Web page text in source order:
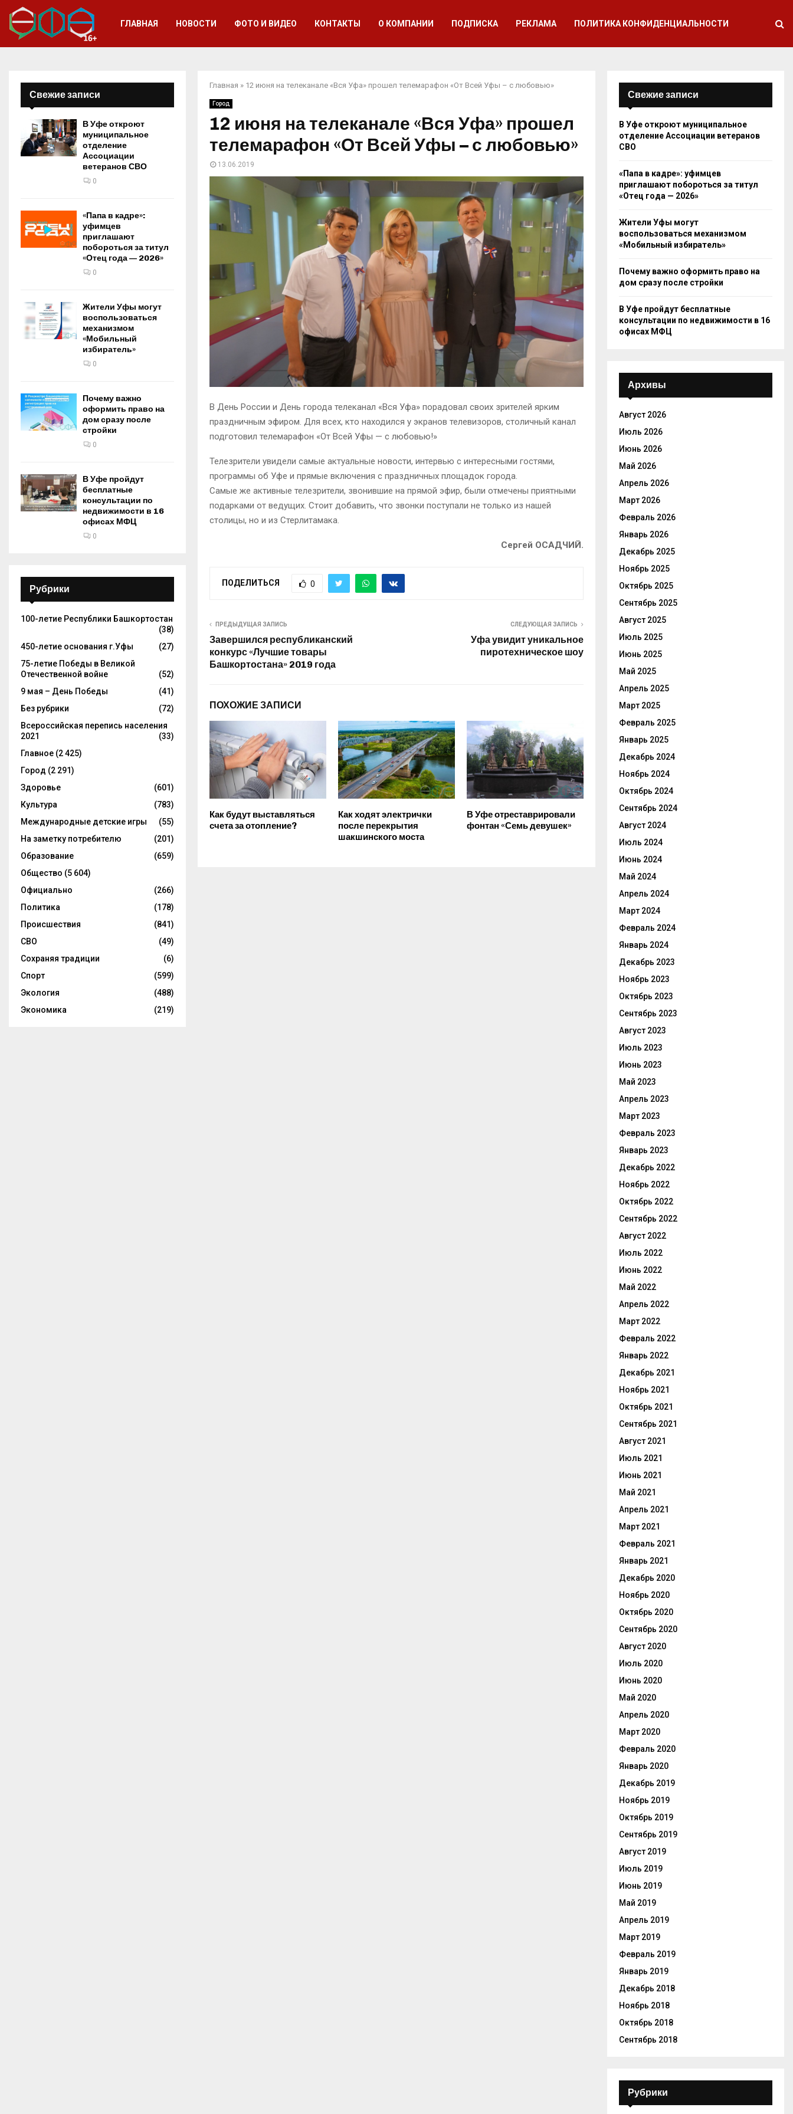
ГЛАВНАЯ НОВОСТИ ФОТО И ВИДЕО КОНТАКТЫ О КОМПАНИИ ПОДПИСКА РЕКЛАМА ПОЛИТИКА КОНФИДЕНЦИАЛЬНОСТИ
Главная » 12 июня на телеканале «Вся Уфа» прошел телемарафон «От Всей Уфы – с любовью»
Город
12 июня на телеканале «Вся Уфа» прошел
телемарафон «От Всей Уфы – с любовью»
13.06.2019
В День России и День города телеканал «Вся Уфа» порадовал своих зрителей ярким
праздничным эфиром. Для всех, кто находился у экранов телевизоров, столичный канал
подготовил телемарафон «От Всей Уфы — с любовью!»
Телезрители увидели самые актуальные новости, интервью с интересными гостями,
программы об Уфе и прямые включения с праздничных площадок города.
Самые же активные телезрители, звонившие на прямой эфир, были отмечены приятными
подарками от ведущих. Стоит добавить, что звонки поступали не только из нашей
столицы, но и из Стерлитамака.
Сергей ОСАДЧИЙ.
ПОДЕЛИТЬСЯ 0
ПРЕДЫДУЩАЯ ЗАПИСЬ
Завершился республиканский
конкурс «Лучшие товары
Башкортостана» 2019 года
СЛЕДУЮЩАЯ ЗАПИСЬ
Уфа увидит уникальное
пиротехническое шоу
ПОХОЖИЕ ЗАПИСИ
Как будут выставляться
счета за отопление?
Как ходят электрички
после перекрытия
шакшинского моста
В Уфе отреставрировали
фонтан «Семь девушек»
Свежие записи
В Уфе откроют
муниципальное
отделение
Ассоциации
ветеранов СВО
0
«Папа в кадре»:
уфимцев
приглашают
побороться за титул
«Отец года — 2026»
0
Жители Уфы могут
воспользоваться
механизмом
«Мобильный
избиратель»
0
Почему важно
оформить право на
дом сразу после
стройки
0
В Уфе пройдут
бесплатные
консультации по
недвижимости в 16
офисах МФЦ
0
Рубрики
100-летие Республики Башкортостан
(38)
450-летие основания г.Уфы
(27)
75-летие Победы в Великой
Отечественной войне
(52)
9 мая – День Победы
(41)
Без рубрики
(72)
Всероссийская перепись населения
2021
(33)
Главное (2 425)
Город (2 291)
Здоровье
(601)
Культура
(783)
Международные детские игры
(55)
На заметку потребителю
(201)
Образование
(659)
Общество (5 604)
Официально
(266)
Политика
(178)
Происшествия
(841)
СВО
(49)
Сохраняя традиции
(6)
Спорт
(599)
Экология
(488)
Экономика
(219)
Свежие записи
В Уфе откроют муниципальное
отделение Ассоциации ветеранов
СВО
«Папа в кадре»: уфимцев
приглашают побороться за титул
«Отец года — 2026»
Жители Уфы могут
воспользоваться механизмом
«Мобильный избиратель»
Почему важно оформить право на
дом сразу после стройки
В Уфе пройдут бесплатные
консультации по недвижимости в 16
офисах МФЦ
Архивы
Август 2026
Июль 2026
Июнь 2026
Май 2026
Апрель 2026
Март 2026
Февраль 2026
Январь 2026
Декабрь 2025
Ноябрь 2025
Октябрь 2025
Сентябрь 2025
Август 2025
Июль 2025
Июнь 2025
Май 2025
Апрель 2025
Март 2025
Февраль 2025
Январь 2025
Декабрь 2024
Ноябрь 2024
Октябрь 2024
Сентябрь 2024
Август 2024
Июль 2024
Июнь 2024
Май 2024
Апрель 2024
Март 2024
Февраль 2024
Январь 2024
Декабрь 2023
Ноябрь 2023
Октябрь 2023
Сентябрь 2023
Август 2023
Июль 2023
Июнь 2023
Май 2023
Апрель 2023
Март 2023
Февраль 2023
Январь 2023
Декабрь 2022
Ноябрь 2022
Октябрь 2022
Сентябрь 2022
Август 2022
Июль 2022
Июнь 2022
Май 2022
Апрель 2022
Март 2022
Февраль 2022
Январь 2022
Декабрь 2021
Ноябрь 2021
Октябрь 2021
Сентябрь 2021
Август 2021
Июль 2021
Июнь 2021
Май 2021
Апрель 2021
Март 2021
Февраль 2021
Январь 2021
Декабрь 2020
Ноябрь 2020
Октябрь 2020
Сентябрь 2020
Август 2020
Июль 2020
Июнь 2020
Май 2020
Апрель 2020
Март 2020
Февраль 2020
Январь 2020
Декабрь 2019
Ноябрь 2019
Октябрь 2019
Сентябрь 2019
Август 2019
Июль 2019
Июнь 2019
Май 2019
Апрель 2019
Март 2019
Февраль 2019
Январь 2019
Декабрь 2018
Ноябрь 2018
Октябрь 2018
Сентябрь 2018
Рубрики